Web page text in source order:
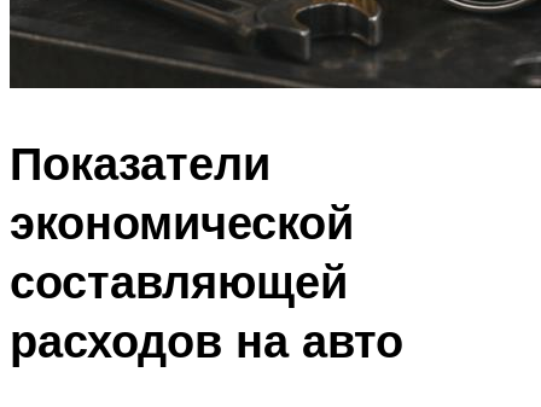
Показатели
экономической
составляющей
расходов на авто